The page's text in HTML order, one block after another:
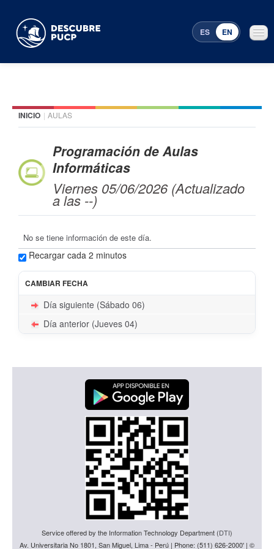
ES EN
Places
Featured events
Menu Programming
INICIO | AULAS
Programación de Aulas
Informáticas
Viernes 05/06/2026 (Actualizado
a las --)
No se tiene información de este día.
Recargar cada 2 minutos
CAMBIAR FECHA
Día siguiente (Sábado 06)
Día anterior (Jueves 04)
Service offered by the Information Technology Department (DTI)
Av. Universitaria No 1801, San Miguel, Lima - Perú | Phone: (511) 626-2000' | ©